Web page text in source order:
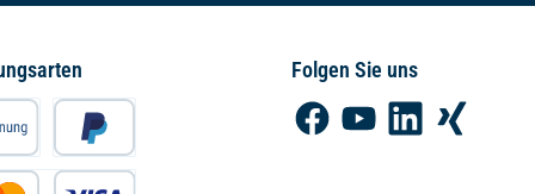
Folgen Sie uns
FacebookYouTubeLinkedInXing